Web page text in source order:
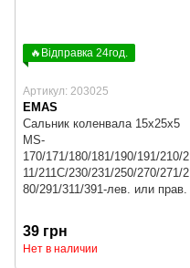
🔥Відправка 24год.
Артикул: 203025
EMAS
Сальник коленвала 15x25x5
MS-
170/171/180/181/190/191/210/2
11/211C/230/231/250/270/271/2
80/291/311/391-лев. или прав.
39 грн
Нет в наличии